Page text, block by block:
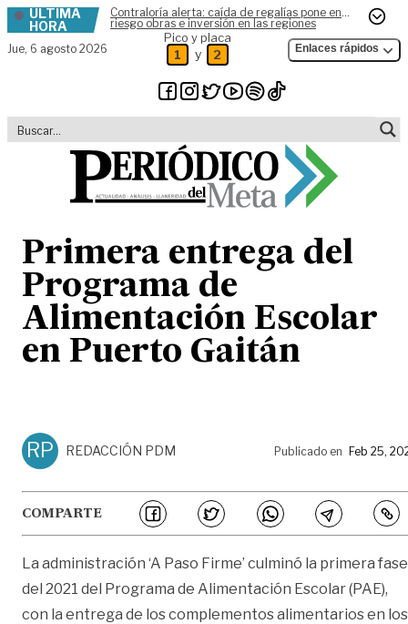
Skip to content
ÚLTIMA
HORA
Contraloría alerta: caída de regalías pone en
riesgo obras e inversión en las regiones
Jue, 6 agosto 2026
Pico y placa
1 y 2 Enlaces rápidos
Primera entrega del
Programa de
Alimentación Escolar
en Puerto Gaitán
RP REDACCIÓN PDM Publicado en Feb 25,
COMPARTE
La administración ‘A Paso Firme’ culminó la primera fase
del 2021 del Programa de Alimentación Escolar (PAE),
con la entrega de los complementos alimentarios en los